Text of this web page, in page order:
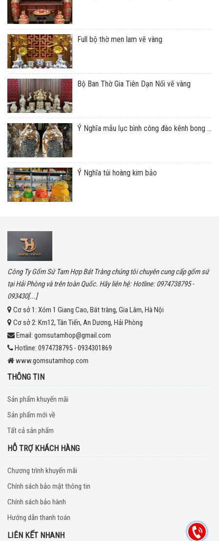
Full bộ thờ men lam vẽ vàng
Bộ Ban Thờ Gia Tiên Dạn Nổi vẽ vàng
Ý Nghĩa mẫu lục bình công đào kênh bong ...
Ý Nghĩa túi hoàng kim bảo
Công Ty Gốm Sứ Tam Hợp Bát Tràng chúng tôi chuyên cung cấp gốm sứ
tại Hải Phòng và trên toàn Quốc. Hãy liên hệ: Hotline: 0974738795 -
093430[...]
Cơ sở 1: Xóm 1 Giang Cao, Bát tràng, Gia Lâm, Hà Nội
Cơ sở 2: Km12, Tân Tiến, An Dương, Hải Phòng
Email: gomsutamhop@gmail.com
Hotline: 0974738795 - 0934301869
www.gomsutamhop.com
THÔNG TIN
Sản phẩm khuyến mãi
Sản phẩm mới về
Tất cả sản phẩm
HỖ TRỢ KHÁCH HÀNG
Chương trình khuyến mãi
Chính sách bảo mật thông tin
Chính sách bảo hành
Hướng dẫn thanh toán
LIÊN KẾT NHANH